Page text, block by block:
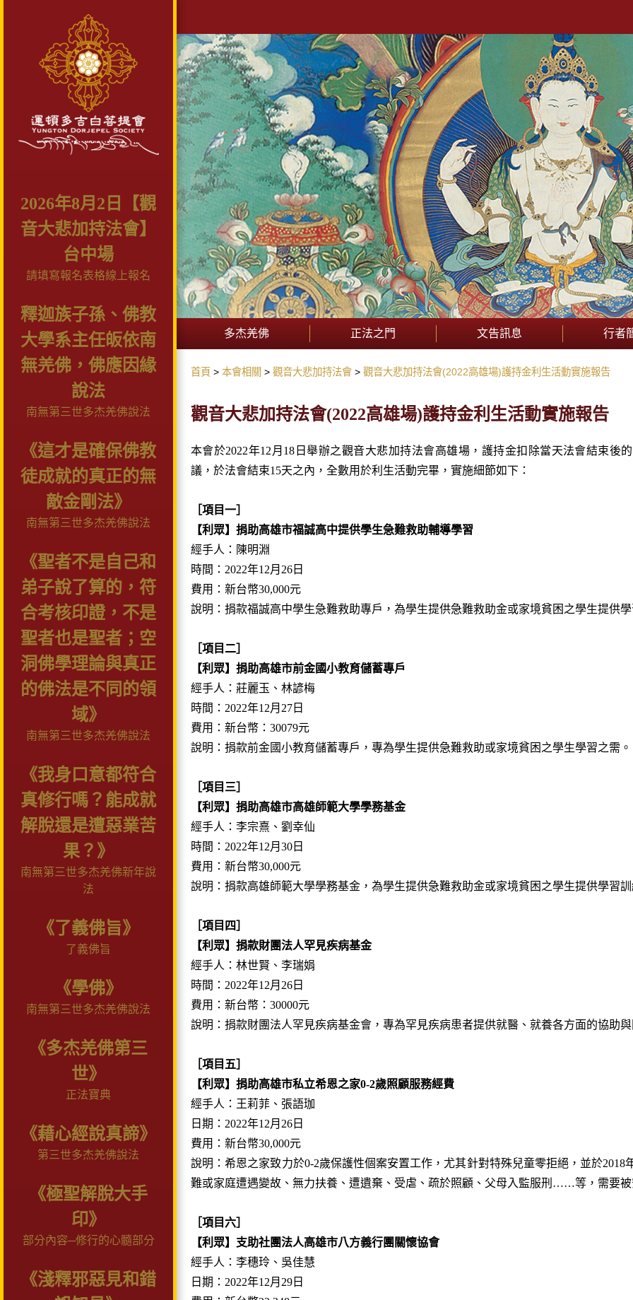
2026年8月2日【觀
音大悲加持法會】
台中場
請填寫報名表格線上報名
釋迦族子孫、佛教
大學系主任皈依南
無羌佛，佛應因緣
說法
南無第三世多杰羌佛說法
《這才是確保佛教
徒成就的真正的無
敵金剛法》
南無第三世多杰羌佛說法
《聖者不是自己和
弟子說了算的，符
合考核印證，不是
聖者也是聖者；空
洞佛學理論與真正
的佛法是不同的領
域》
南無第三世多杰羌佛說法
《我身口意都符合
真修行嗎？能成就
解脫還是遭惡業苦
果？》
南無第三世多杰羌佛新年說
法
《了義佛旨》
了義佛旨
《學佛》
南無第三世多杰羌佛說法
《多杰羌佛第三
世》
正法寶典
《藉心經說真諦》
第三世多杰羌佛說法
《極聖解脫大手
印》
部分內容─修行的心髓部分
《淺釋邪惡見和錯
多杰羌佛 正法之門 文告訊息 行者
首頁 本會相關 觀音大悲加持法會 觀音大悲加持法會(2022高雄場)護持金利生活動實施報告
觀音大悲加持法會(2022高雄場)護持金利生活動實施報告
本會於2022年12月18日舉辦之觀音大悲加持法會高雄場，護持金扣除當天法會結束後
議，於法會結束15天之內，全數用於利生活動完畢，實施細節如下：
［項目一］
【利眾】捐助高雄市福誠高中提供學生急難救助輔導學習
經手人：陳明淵
時間：2022年12月26日
費用：新台幣30,000元
說明：捐款福誠高中學生急難救助專戶，為學生提供急難救助金或家境貧困之學生提供
［項目二］
【利眾】捐助高雄市前金國小教育儲蓄專戶
經手人：莊麗玉、林諺梅
時間：2022年12月27日
費用：新台幣：30079元
說明：捐款前金國小教育儲蓄專戶，專為學生提供急難救助或家境貧困之學生學習之需。
［項目三］
【利眾】捐助高雄市高雄師範大學學務基金
經手人：李宗熹、劉幸仙
時間：2022年12月30日
費用：新台幣30,000元
說明：捐款高雄師範大學學務基金，為學生提供急難救助金或家境貧困之學生提供學習
［項目四］
【利眾】捐款財團法人罕見疾病基金
經手人：林世賢、李瑞娟
時間：2022年12月26日
費用：新台幣：30000元
說明：捐款財團法人罕見疾病基金會，專為罕見疾病患者提供就醫、就養各方面的協助
［項目五］
【利眾】捐助高雄市私立希恩之家0-2歲照顧服務經費
經手人：王莉菲、張語珈
日期：2022年12月26日
費用：新台幣30,000元
說明：希恩之家致力於0-2歲保護性個案安置工作，尤其針對特殊兒童零拒絕，並於
難或家庭遭遇變故、無力扶養、遭遺棄、受虐、疏於照顧、父母入監服刑……等，需要
［項目六］
【利眾】支助社團法人高雄市八方義行團關懷協會
經手人：李穗玲、吳佳慧
日期：2022年12月29日